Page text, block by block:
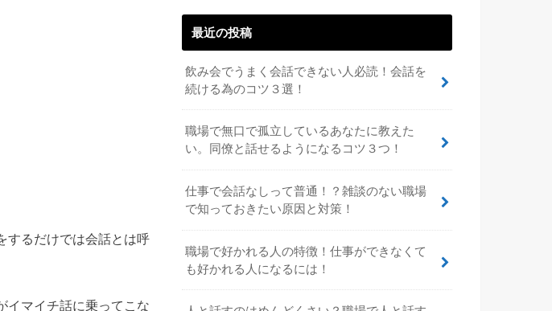
するだけでは会話とは呼
イマイチ話に乗ってこな
最近の投稿
飲み会でうまく会話できない人必読！会話を
続ける為のコツ３選！
職場で無口で孤立しているあなたに教えた
い。同僚と話せるようになるコツ３つ！
仕事で会話なしって普通！？雑談のない職場
で知っておきたい原因と対策！
職場で好かれる人の特徴！仕事ができなくて
も好かれる人になるには！